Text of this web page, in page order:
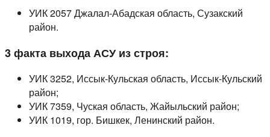
УИК 2057 Джалал-Абадская область, Сузакский
район.
3 факта выхода АСУ из строя:
УИК 3252, Иссык-Кульская область, Иссык-Кульский
район;
УИК 7359, Чуская область, Жайыльский район;
УИК 1019, гор. Бишкек, Ленинский район.